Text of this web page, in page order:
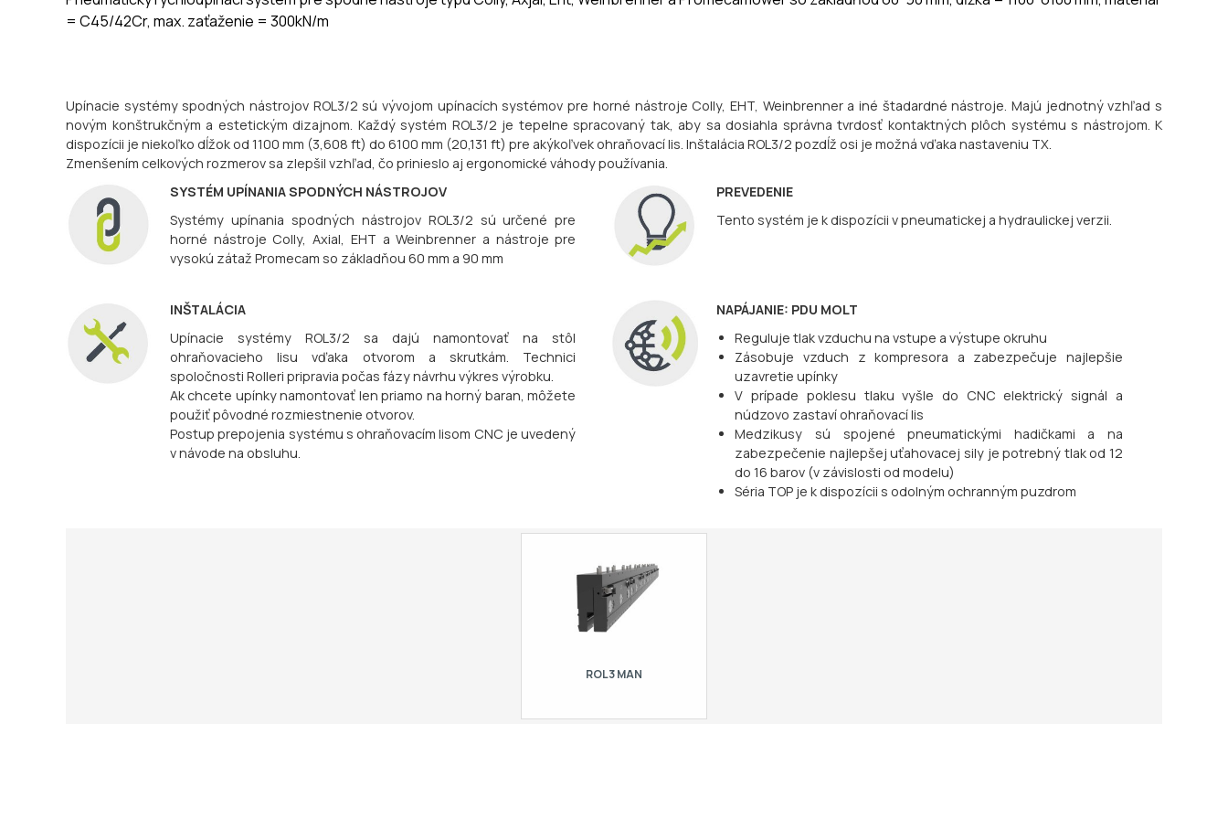
= C45/42Cr, max. zaťaženie = 300kN/m
Upínacie systémy spodných nástrojov ROL3/2 sú vývojom upínacích systémov pre horné nástroje Colly, EHT, Weinbrenner a iné štadardné nástroje. Majú jednotný vzhľad s
novým konštrukčným a estetickým dizajnom. Každý systém ROL3/2 je tepelne spracovaný tak, aby sa dosiahla správna tvrdosť kontaktných plôch systému s nástrojom. K
dispozícii je niekoľko dĺžok od 1100 mm (3,608 ft) do 6100 mm (20,131 ft) pre akýkoľvek ohraňovací lis. Inštalácia ROL3/2 pozdĺž osi je možná vďaka nastaveniu TX.
Zmenšením celkových rozmerov sa zlepšil vzhľad, čo prinieslo aj ergonomické váhody používania.
SYSTÉM UPÍNANIA SPODNÝCH NÁSTROJOV
Systémy upínania spodných nástrojov ROL3/2 sú určené pre
horné nástroje Colly, Axial, EHT a Weinbrenner a nástroje pre
vysokú zátaž Promecam so základňou 60 mm a 90 mm
PREVEDENIE
Tento systém je k dispozícii v pneumatickej a hydraulickej verzii.
INŠTALÁCIA
Upínacie systémy ROL3/2 sa dajú namontovať na stôl
ohraňovacieho lisu vďaka otvorom a skrutkám. Technici
spoločnosti Rolleri pripravia počas fázy návrhu výkres výrobku.
Ak chcete upínky namontovať len priamo na horný baran, môžete
použiť pôvodné rozmiestnenie otvorov.
Postup prepojenia systému s ohraňovacím lisom CNC je uvedený
v návode na obsluhu.
NAPÁJANIE: PDU MOLT
Reguluje tlak vzduchu na vstupe a výstupe okruhu
Zásobuje vzduch z kompresora a zabezpečuje najlepšie
uzavretie upínky
V prípade poklesu tlaku vyšle do CNC elektrický signál a
núdzovo zastaví ohraňovací lis
Medzikusy sú spojené pneumatickými hadičkami a na
zabezpečenie najlepšej uťahovacej sily je potrebný tlak od 12
do 16 barov (v závislosti od modelu)
Séria TOP je k dispozícii s odolným ochranným puzdrom
ROL3 MAN